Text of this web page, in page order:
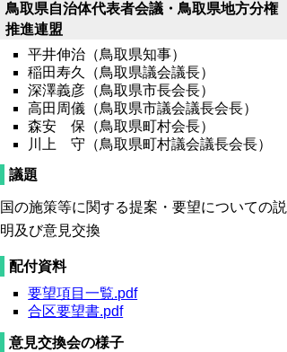
鳥取県自治体代表者会議・鳥取県地方分権
推進連盟
平井伸治（鳥取県知事）
稲田寿久（鳥取県議会議長）
深澤義彦（鳥取県市長会長）
高田周儀（鳥取県市議会議長会長）
森安 保（鳥取県町村会長）
川上 守（鳥取県町村議会議長会長）
議題
国の施策等に関する提案・要望についての説
明及び意見交換
配付資料
要望項目一覧.pdf
合区要望書.pdf
意見交換会の様子